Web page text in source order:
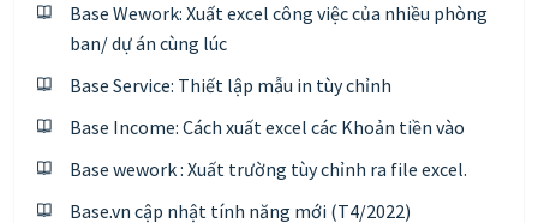
Base Wework: Xuất excel công việc của nhiều phòng
ban/ dự án cùng lúc
Base Service: Thiết lập mẫu in tùy chỉnh
Base Income: Cách xuất excel các Khoản tiền vào
Base wework : Xuất trường tùy chỉnh ra file excel.
Base.vn cập nhật tính năng mới (T4/2022)